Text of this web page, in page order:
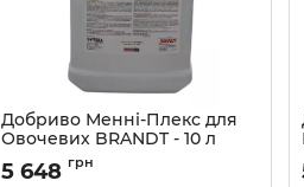
Добриво Менні-Плекс для
Овочевих BRANDT - 10 л
Артикул: 3203088
5 648 грн